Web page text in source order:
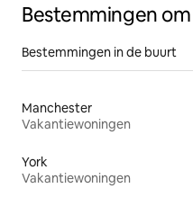
Bestemmingen
Bestemmingen in de buurt
Manchester
Vakantiewoningen
York
Vakantiewoningen